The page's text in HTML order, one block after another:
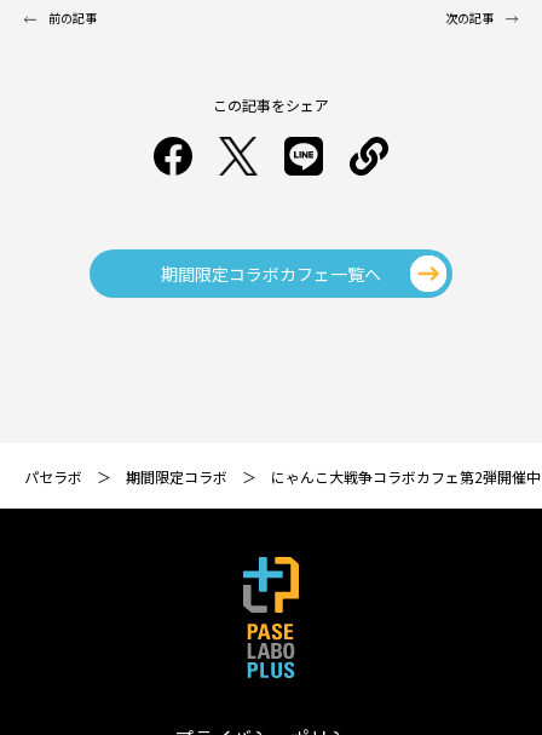
前の記事 次の記事
この記事をシェア
期間限定コラボカフェ一覧へ
パセラボ 期間限定コラボ にゃんこ大戦争コラボカフェ第2弾開催